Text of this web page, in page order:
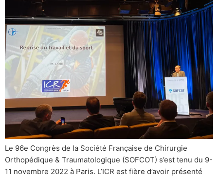
Le 96e Congrès de la Société Française de Chirurgie
Orthopédique & Traumatologique (SOFCOT) s’est tenu du 9-
11 novembre 2022 à Paris. L’ICR est fière d’avoir présenté